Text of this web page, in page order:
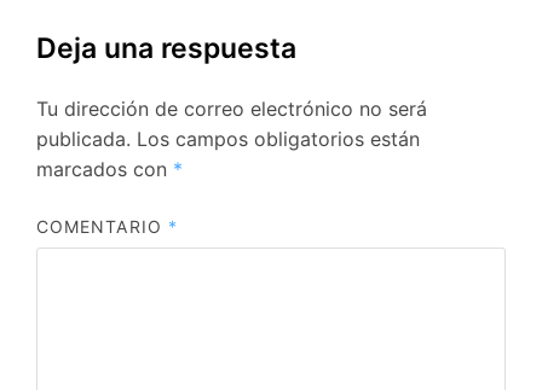
Deja una respuesta
Tu dirección de correo electrónico no será
publicada. Los campos obligatorios están
marcados con *
COMENTARIO *